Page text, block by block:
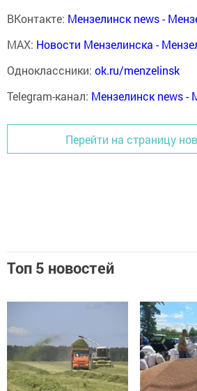
ВКонтакте: Мензелинск news -
MAX: Новости Мензелинска -
Одноклассники: ok.ru/menzelinsk
Telegram-канал: Мензелинск news -
Перейти на страницу
Топ 5 новостей